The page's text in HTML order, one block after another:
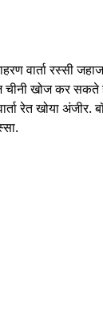
वार्ता रस्सी
चीनी खोज कर
रेत खोया अंजीर.